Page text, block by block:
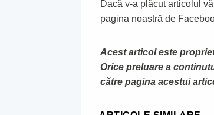
Dacă v-a plăcut articolul
pagina noastră de
Acest articol este
Orice preluare a
către pagina acestui